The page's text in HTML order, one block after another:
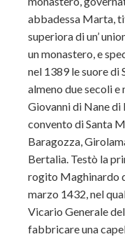
abbadessa Marta,
superiora di un’
un monastero, e
nel 1389 le suore
almeno due secoli e
Giovanni di Nane
convento di Santa
Baragozza,
Bertalia. Testò la
rogito Maghinardo
marzo 1432, nel
Vicario Generale
fabbricare una